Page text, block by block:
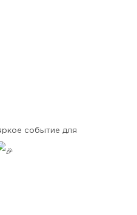
событие для